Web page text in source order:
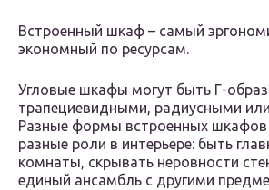
Встроенный шкаф – самый
экономный по ресурсам.
Угловые шкафы могут быть Г-
трапециевидными, радиусными
Разные формы встроенных шкафов
разные роли в интерьере: быть
комнаты, скрывать неровности
единый ансамбль с другими